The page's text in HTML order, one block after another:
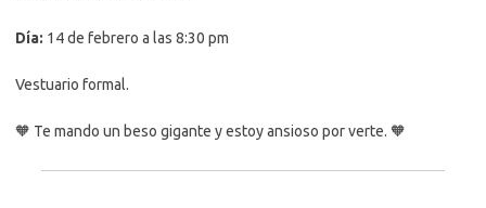
Día: 14 de febrero a las 8:30 pm
Vestuario formal.
🧡 Te mando un beso gigante y estoy ansioso por verte. 🧡